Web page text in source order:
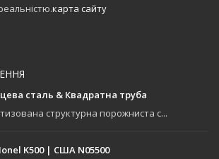
карта сайту
сталь & Квадратна труба
структурна порожниста с...
K500 | США N05500